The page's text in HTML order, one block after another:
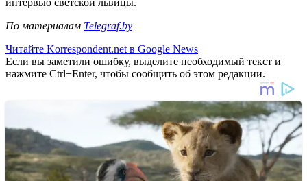
По материалам Telegraf.by
Читайте Korrespondent.net в Google News
Если вы заметили ошибку, выделите необходимый текст и
нажмите Ctrl+Enter, чтобы сообщить об этом редакции.